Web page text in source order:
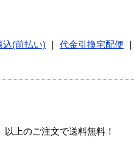
込(前払い) 代金引換宅配便
上のご注文で送料無料！